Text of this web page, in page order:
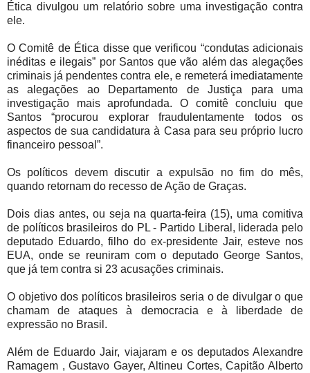
Ética divulgou um relatório sobre uma investigação contra
ele.
O Comitê de Ética disse que verificou “condutas adicionais
inéditas e ilegais” por Santos que vão além das alegações
criminais já pendentes contra ele, e remeterá imediatamente
as alegações ao Departamento de Justiça para uma
investigação mais aprofundada. O comitê concluiu que
Santos “procurou explorar fraudulentamente todos os
aspectos de sua candidatura à Casa para seu próprio lucro
financeiro pessoal”.
Os políticos devem discutir a expulsão no fim do mês,
quando retornam do recesso de Ação de Graças.
Dois dias antes, ou seja na quarta-feira (15), uma comitiva
de políticos brasileiros do PL - Partido Liberal, liderada pelo
deputado Eduardo, filho do ex-presidente Jair, esteve nos
EUA, onde se reuniram com o deputado George Santos,
que já tem contra si 23 acusações criminais.
O objetivo dos políticos brasileiros seria o de divulgar o que
chamam de ataques à democracia e à liberdade de
expressão no Brasil.
Além de Eduardo Jair, viajaram e os deputados Alexandre
Ramagem , Gustavo Gayer, Altineu Cortes, Capitão Alberto